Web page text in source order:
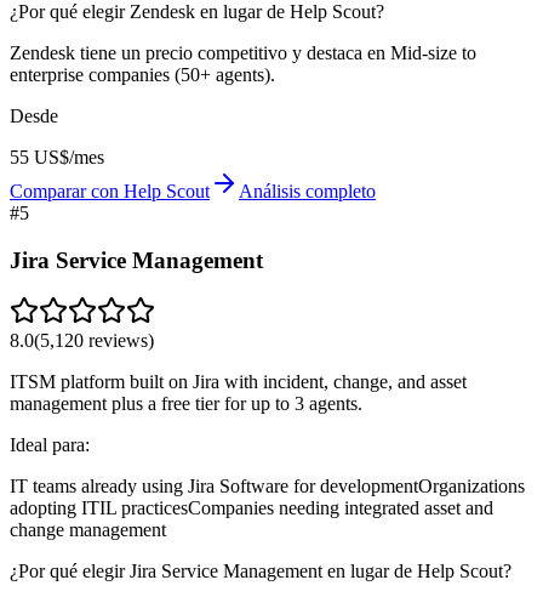
¿Por qué elegir Zendesk en lugar de Help Scout?
Zendesk tiene un precio competitivo y destaca en Mid-size to
enterprise companies (50+ agents).
Desde
55 US$/mes
Comparar con Help Scout
Análisis completo
#5
Jira Service Management
8.0(5,120 reviews)
ITSM platform built on Jira with incident, change, and asset
management plus a free tier for up to 3 agents.
Ideal para:
IT teams already using Jira Software for developmentOrganizations
adopting ITIL practicesCompanies needing integrated asset and
change management
¿Por qué elegir Jira Service Management en lugar de Help Scout?